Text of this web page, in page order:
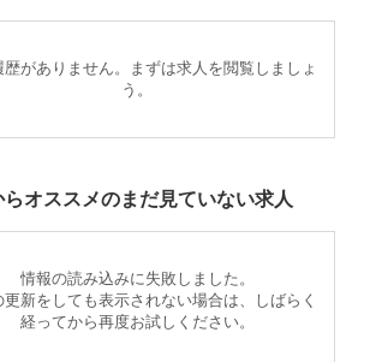
歴がありません。まずは求人を閲覧しましょ
う。
らオススメのまだ見ていない求人
情報の読み込みに失敗しました。
更新をしても表示されない場合は、しばらく
経ってから再度お試しください。